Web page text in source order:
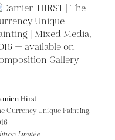
Hirst
Currency Unique Painting,
Limitée